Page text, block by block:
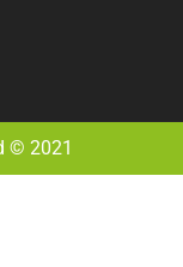
© 2021